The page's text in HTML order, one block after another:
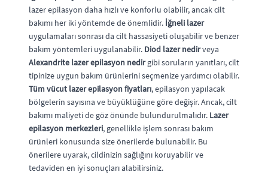
lazer epilasyon daha hızlı ve konforlu olabilir, ancak cilt
bakımı her iki yöntemde de önemlidir. İğneli lazer
uygulamaları sonrası da cilt hassasiyeti oluşabilir ve benzer
bakım yöntemleri uygulanabilir. Diod lazer nedirveya
Alexandrite lazer epilasyon nedirgibi soruların yanıtları, cilt
tipinize uygun bakım ürünlerini seçmenize yardımcı olabilir.
Tüm vücut lazer epilasyon fiyatları, epilasyon yapılacak
bölgelerin sayısına ve büyüklüğüne göre değişir. Ancak, cilt
bakımı maliyeti de göz önünde bulundurulmalıdır. Lazer
epilasyon merkezleri, genellikle işlem sonrası bakım
ürünleri konusunda size önerilerde bulunabilir. Bu
önerilere uyarak, cildinizin sağlığını koruyabilir ve
tedaviden en iyi sonuçları alabilirsiniz.